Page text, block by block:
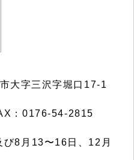
大字三沢字堀口17-1
：0176-54-2815
び8月13〜16日、12月